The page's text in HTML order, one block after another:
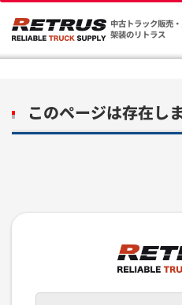
中古トラック販売
架装のリトラス
このページは存在し